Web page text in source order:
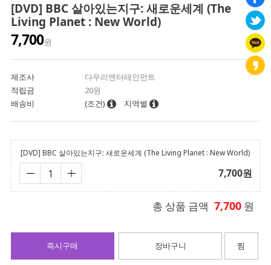
[DVD] BBC 살아있는지구: 새로운세계 (The
Living Planet : New World)
7,700원
제조사
다우리엔터테인먼트
적립금
20원
배송비
(조건) 지역별
[DVD] BBC 살아있는지구: 새로운세계 (The Living Planet : New World)
7,700원
총 상품 금액 7,700 원
장바구니
즉시구매 찜